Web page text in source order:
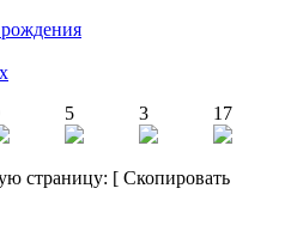
5 3 17
страницу: [ Скопировать